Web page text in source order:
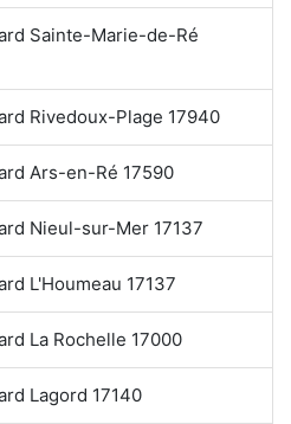
Sainte-Marie-de-Ré
Rivedoux-Plage 17940
Ars-en-Ré 17590
Nieul-sur-Mer 17137
L'Houmeau 17137
La Rochelle 17000
Lagord 17140